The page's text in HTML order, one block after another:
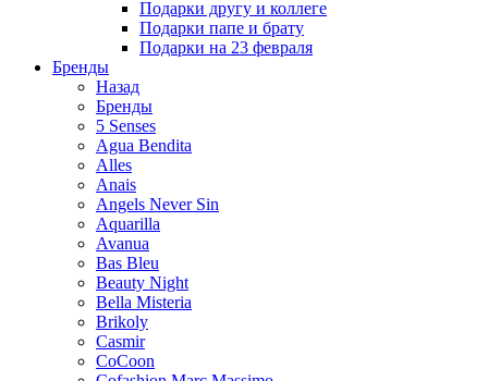
Подарки другу и коллеге
Подарки папе и брату
Подарки на 23 февраля
Бренды
Назад
Бренды
5 Senses
Agua Bendita
Alles
Anais
Angels Never Sin
Aquarilla
Avanua
Bas Bleu
Beauty Night
Bella Misteria
Brikoly
Casmir
CoCoon